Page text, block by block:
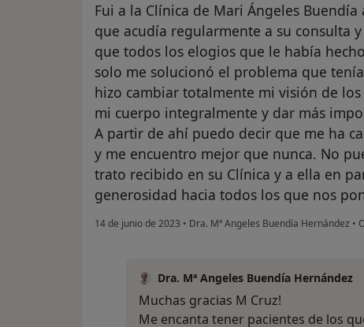
Fui a la Clínica de Mari Ángeles
que acudía regularmente a su consulta
que todos los elogios que le había
solo me solucionó el problema que
hizo cambiar totalmente mi visión de
mi cuerpo integralmente y dar más
A partir de ahí puedo decir que me ha
y me encuentro mejor que nunca. No
trato recibido en su Clínica y a ella en
generosidad hacia todos los que nos
14 de junio de 2023 • Dra. Mª Angeles Buendía Hernández •
Dra. Mª Angeles Buendía Hernández
Muchas gracias M Cruz!
Me encanta tener pacientes de los